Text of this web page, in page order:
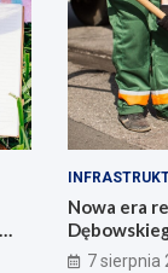
Nowa era
7 sierpnia